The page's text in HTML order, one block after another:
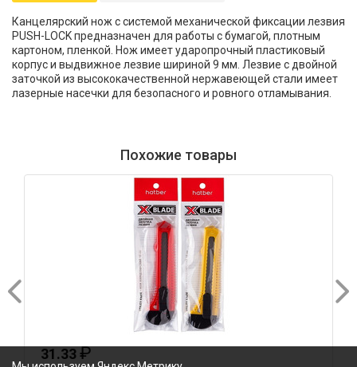
Канцелярский нож c системой механической фиксации лезвия
PUSH-LOCK предназначен для работы с бумагой, плотным
картоном, пленкой. Нож имеет ударопрочный пластиковый
корпус и выдвижное лезвие шириной 9 мм. Лезвие с двойной
заточкой из высококачественной нержавеющей стали имеет
лазерные насечки для безопасного и ровного отламывания.
Похожие товары
31.33₽